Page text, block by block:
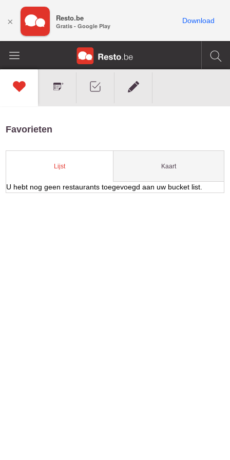
Favorieten
Lijst Kaart
U hebt nog geen restaurants toegevoegd aan uw bucket list.
× Resto.be
Gratis - Google Play
Download